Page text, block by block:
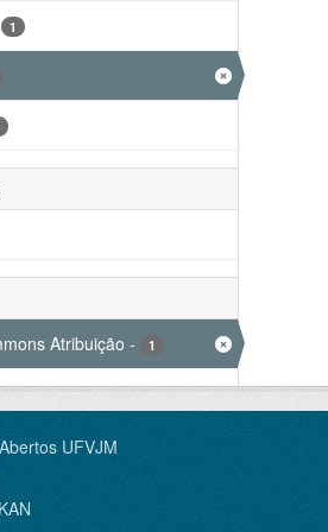
1
Atribuição - 1
UFVJM